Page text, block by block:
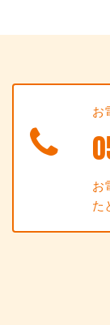
お
お
た